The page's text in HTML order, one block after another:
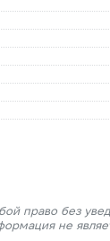
право без
не